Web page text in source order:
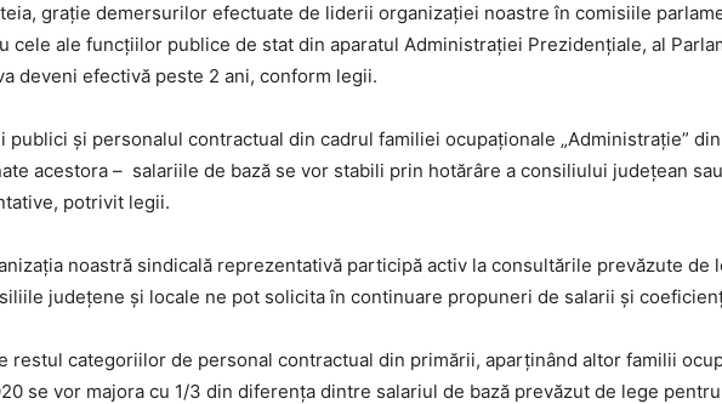
grație demersurilor efectuate de liderii organizației noastre în comisiile
cele ale funcţiilor publice de stat din aparatul Administraţiei Prezidenţiale, al
deveni efectivă peste 2 ani, conform legii.
publici şi personalul contractual din cadrul familiei ocupaţionale „Administraţie”
acestora – salariile de bază se vor stabili prin hotărâre a consiliului județean
potrivit legii.
noastră sindicală reprezentativă participă activ la consultările prevăzute
județene și locale ne pot solicita în continuare propuneri de salarii și
restul categoriilor de personal contractual din primării, aparținând altor familii
se vor majora cu 1/3 din diferenţa dintre salariul de bază prevăzut de lege